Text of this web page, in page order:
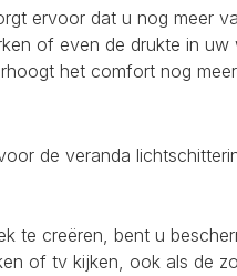
ervoor dat u nog meer
of even de drukte in
het comfort nog
de veranda
te creëren, bent u
of tv kijken, ook als de